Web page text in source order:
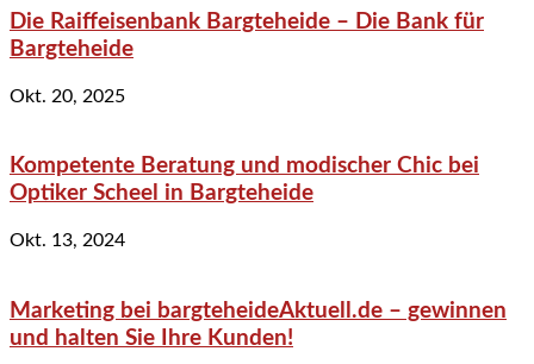
Die Raiffeisenbank Bargteheide – Die Bank für
Bargteheide
Okt. 20, 2025
Kompetente Beratung und modischer Chic bei
Optiker Scheel in Bargteheide
Okt. 13, 2024
Marketing bei bargteheideAktuell.de – gewinnen
und halten Sie Ihre Kunden!